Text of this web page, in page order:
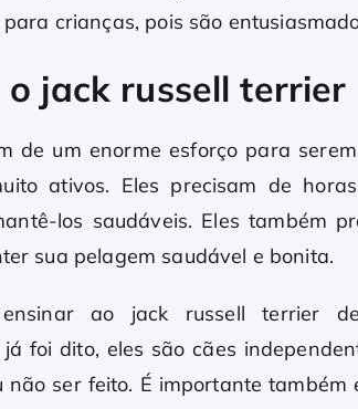
crianças, pois são
o jack russell terrier
de um enorme esforço para
ativos. Eles precisam de
los saudáveis. Eles também
sua pelagem saudável e bonita.
ao jack russell terrier
foi dito, eles são cães
não ser feito. É importante